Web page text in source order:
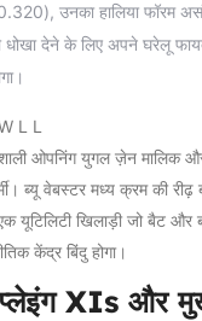
उनका हालिया फॉरम
धोखा देने के लिए अपने घरेलू
L L
ओपनिंग युगल ज़ेन मालिक
ब्यू वेबस्टर मध्य क्रम की रीढ़
एक यूटिलिटी खिलाड़ी जो बैट
केंद्र बिंदु होगा।
XIs और